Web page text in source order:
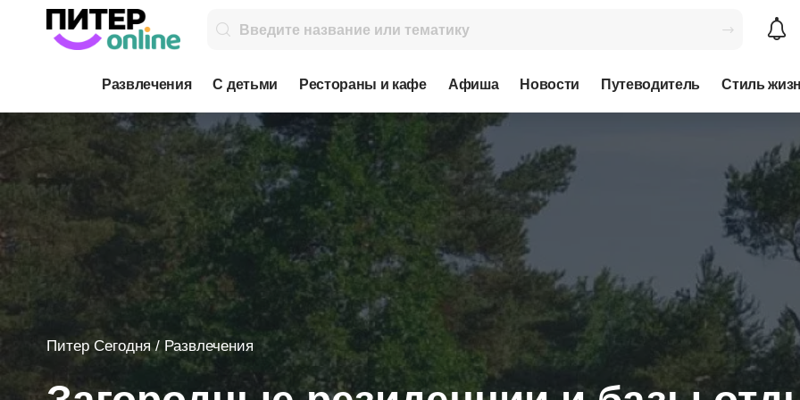
Развлечения С детьми Рестораны и кафе Афиша Новости Путеводитель Стиль
Питер Сегодня/ Развлечения